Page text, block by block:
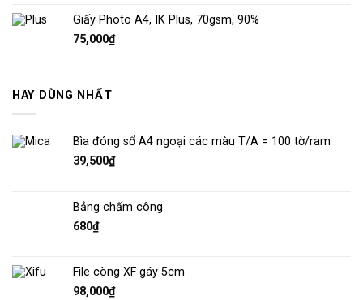
Giấy Photo A4, IK Plus, 70gsm, 90%
75,000₫
HAY DÙNG NHẤT
Bìa đóng sổ A4 ngoại các màu T/A = 100 tờ/ram
39,500₫
Bảng chấm công
680₫
File còng XF gáy 5cm
98,000₫